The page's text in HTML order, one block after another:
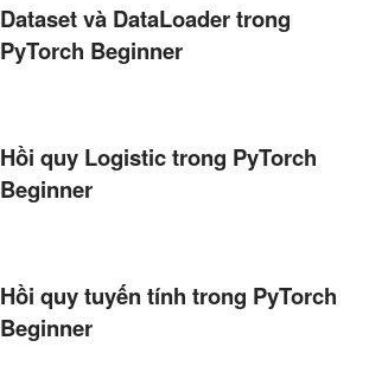
Dataset và DataLoader trong
PyTorch Beginner
Hồi quy Logistic trong PyTorch
Beginner
Hồi quy tuyến tính trong PyTorch
Beginner